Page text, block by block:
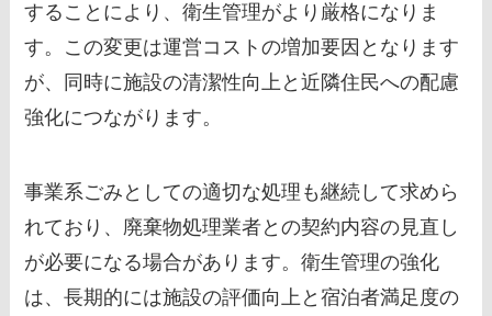
することにより、衛生管理がより厳格になりま
す。この変更は運営コストの増加要因となります
が、同時に施設の清潔性向上と近隣住民への配慮
強化につながります。
事業系ごみとしての適切な処理も継続して求めら
れており、廃棄物処理業者との契約内容の見直し
が必要になる場合があります。衛生管理の強化
は、長期的には施設の評価向上と宿泊者満足度の